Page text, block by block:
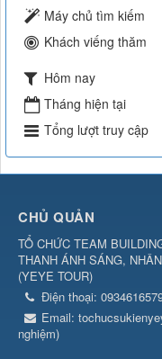
Máy chủ tìm kiếm
Khách viếng thăm
Hôm nay
Tháng hiện tại
Tổng lượt truy cập
CHỦ QUẢN
TỔ CHỨC TEAM
THANH ÁNH SÁNG,
(YEYE TOUR)
Điện thoại:
Email:
nghiệm)